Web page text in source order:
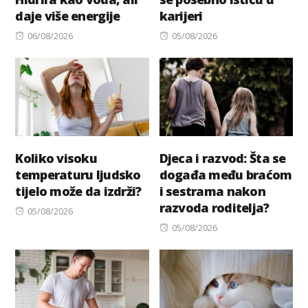
daje više energije
Posted
06/08/2026
karijeri
Posted
05/08/2026
Koliko visoku
temperaturu ljudsko
tijelo može da izdrži?
Posted
05/08/2026
Djeca i razvod: Šta se
događa među braćom
i sestrama nakon
razvoda roditelja?
Posted
05/08/2026